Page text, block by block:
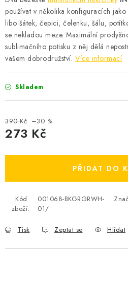
SPORTY
MEGA SLEVY
NOVINKY
NOVINKY MIZUNO
NOVINKY INOV-8
OBLÍBENÉ DROBNOSTI
ZNAČKY
Ceník dopravy
Jak vyměnit nebo vrátit zboží
Jak
používat v několika konfiguracích
libo šátek, čepici, čelenku, šálu,
se nekladou meze. Maximální
sublimačního potisku z něj dělá
vašem dobrodružství. Více informací
Skladem
390 Kč –30 %
273 Kč
PŘIDAT DO
Kód
zboží:
001068-BKGRGRWH-
01/
Tisk Zeptat se Hlídat